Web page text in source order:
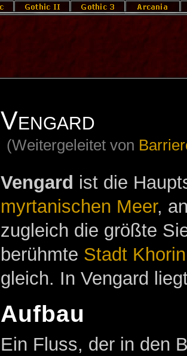
Vengard
(Weitergeleitet von
Vengard ist die
myrtanischen Meer,
zugleich die größte
berühmte Stadt
gleich. In Vengard
Aufbau
Ein Fluss, der in den